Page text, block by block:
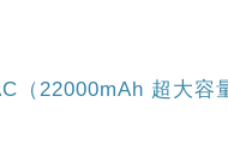
（22000mAh 超大容